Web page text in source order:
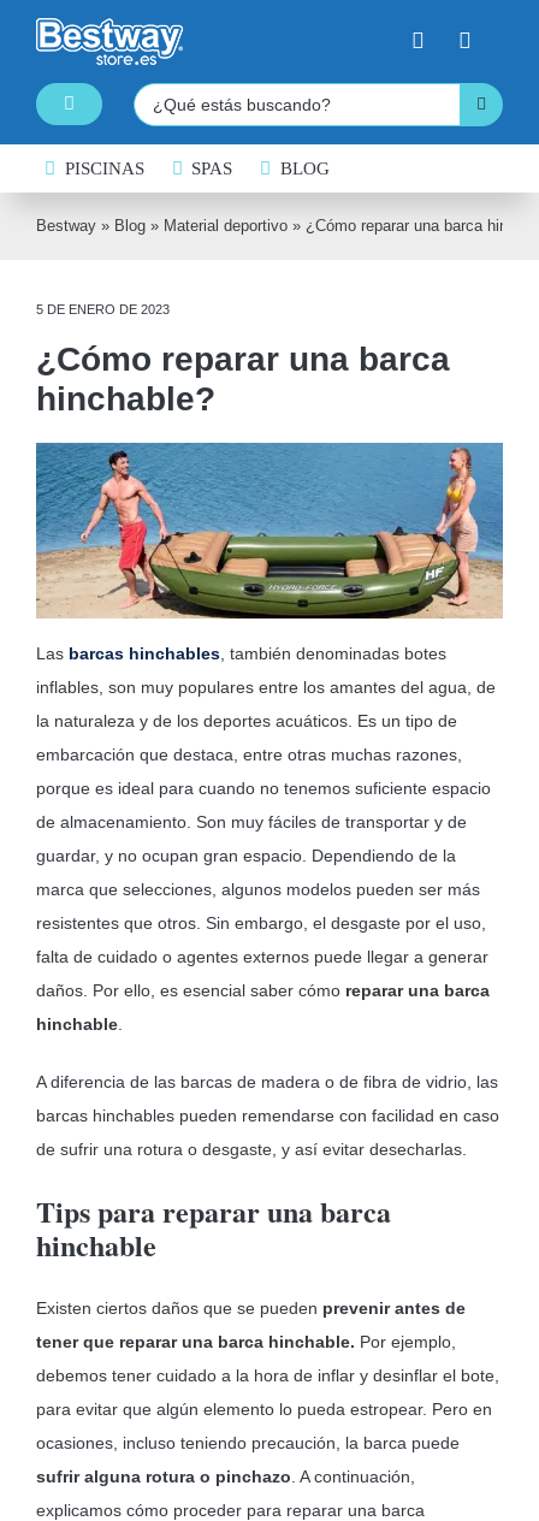
Saltar
contenido
Toggle
PISCINAS DESMONTABLES
SPAS HINCHABLES
KAYAKS HINCHABLES
BARCAS HINCHABLES
HINCHABLES ACUÁTICOS
NATACIÓN
COLCHONES HINCHABLES
MOBILIARIO HINCHABLE
CAMPING
ACCESORIOS DE PISCINAS
RECAMBIOS DE PISCINAS
RECAMBIOS DE SPAS
Buscar:
PISCINAS SPAS BLOG
Bestway» Blog» Material deportivo» ¿Cómo reparar una barca
5 DE ENERO DE 2023
¿Cómo reparar una barca
hinchable?
Las barcas hinchables, también denominadas botes
inflables, son muy populares entre los amantes del agua, de
la naturaleza y de los deportes acuáticos. Es un tipo de
embarcación que destaca, entre otras muchas razones,
porque es ideal para cuando no tenemos suficiente espacio
de almacenamiento. Son muy fáciles de transportar y de
guardar, y no ocupan gran espacio. Dependiendo de la
marca que selecciones, algunos modelos pueden ser más
resistentes que otros. Sin embargo, el desgaste por el uso,
falta de cuidado o agentes externos puede llegar a generar
daños. Por ello, es esencial saber cómo reparar una barca
hinchable.
A diferencia de las barcas de madera o de fibra de vidrio, las
barcas hinchables pueden remendarse con facilidad en caso
de sufrir una rotura o desgaste, y así evitar desecharlas.
Tips para reparar una barca
hinchable
Existen ciertos daños que se pueden prevenir antes de
tener que reparar una barca hinchable. Por ejemplo,
debemos tener cuidado a la hora de inflar y desinflar el bote,
para evitar que algún elemento lo pueda estropear. Pero en
ocasiones, incluso teniendo precaución, la barca puede
sufrir alguna rotura o pinchazo . A continuación,
explicamos cómo proceder para reparar una barca